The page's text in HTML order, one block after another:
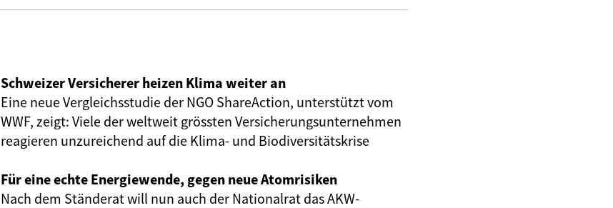
Schweizer Versicherer heizen Klima weiter an
Eine neue Vergleichsstudie der NGO ShareAction, unterstützt vom
WWF, zeigt: Viele der weltweit grössten Versicherungsunternehmen
reagieren unzureichend auf die Klima- und Biodiversitätskrise
Für eine echte Energiewende, gegen neue Atomrisiken
Nach dem Ständerat will nun auch der Nationalrat das AKW-